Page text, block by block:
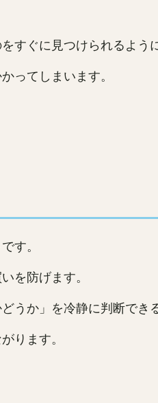
すぐに見つけられるよう
ってしまいます。
す。
を防げます。
うか」を冷静に判断でき
ります。